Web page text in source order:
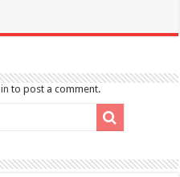
to post a comment.